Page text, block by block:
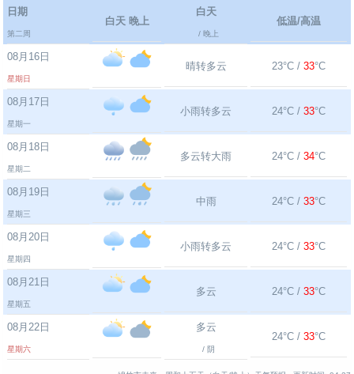
日期
第二周
白天 晚上
白天
/ 晚上
低温/高温
08月16日
星期日
晴转多云 23°C / 33°C
08月17日
星期一
小雨转多云 24°C / 33°C
08月18日
星期二
多云转大雨 24°C / 34°C
08月19日
星期三
中雨 24°C / 33°C
08月20日
星期四
小雨转多云 24°C / 33°C
08月21日
星期五
多云 24°C / 33°C
08月22日
星期六
多云
/ 阴
24°C / 33°C